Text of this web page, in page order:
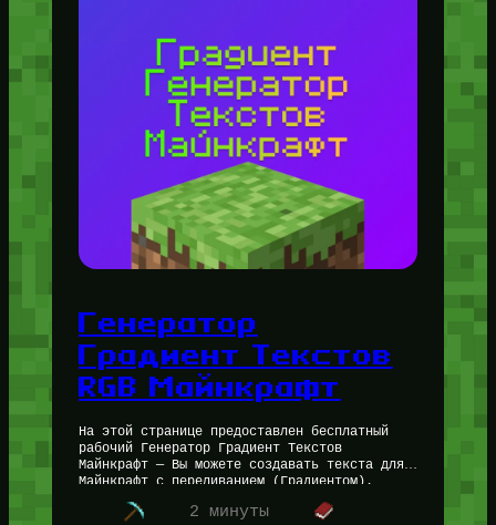
Генератор
Градиент Текстов
RGB Майнкрафт
На этой странице предоставлен бесплатный
рабочий Генератор Градиент Текстов
Майнкрафт — Вы можете создавать текста для
Майнкрафт с переливанием (Градиентом).
Данный инструмент будет полезен как для
игроков и их общения,…
2 минуты